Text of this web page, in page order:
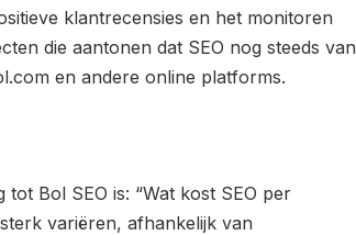
klantrecensies en het monitoren
die aantonen dat SEO nog steeds van
en andere online platforms.
Bol SEO is: “Wat kost SEO per
variëren, afhankelijk van